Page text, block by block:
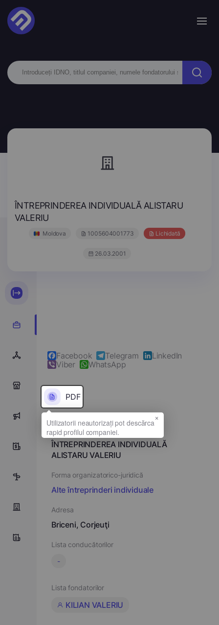
ÎNTREPRINDEREA INDIVIDUALĂ ALISTARU
VALERIU
Moldova 1005604001773 Lichidată
26.03.2001
0
5
Facebook Telegram
LinkedIn
Viber
WhatsApp
PDF
Denumirea completă
ÎNTREPRINDEREA INDIVIDUALĂ
ALISTARU VALERIU
Forma organizatorico-juridică
Alte întreprinderi individuale
Adresa
Briceni, Corjeuţi
Lista conducătorilor
-
Lista fondatorilor
KILIAN VALERIU
×